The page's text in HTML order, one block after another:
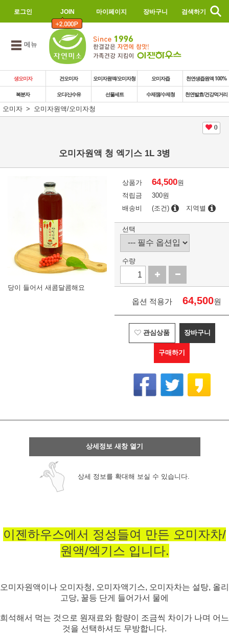
로그인 JOIN 마이페이지 장바구니 검색하기
메뉴
생오미자 건오미자 오미자원액/오미자청 오미자즙 천연생즙원액 100%
복분자 오디/산수유 선물세트 수제잼/수제청
천연발효/건강먹거리
오미자
오미자원액/오미자청
0
오미자원액 청 엑기스 1L 3병
당이 들어서 새콤달콤해요
상품가 64,500원
적립금
300원
배송비
(조건) 지역별
선택
수량
옵션 적용가 64,500원
관심상품 장바구니
구매하기
상세정보 새창 열기
상세 정보를 확대해 보실 수 있습니다.
이젠하우스에서 정성들여 만든 오미자차/
원액/엑기스 입니다.
오미자원액이나 오미자청, 오미자액기스, 오미자차는 설탕, 올리
고당, 꿀등 단게 들어가서 물에
희석해서 먹는 것으로 원재료와 함량이 조금씩 차이가 나며 어느
것을 선택하셔도 무방합니다.